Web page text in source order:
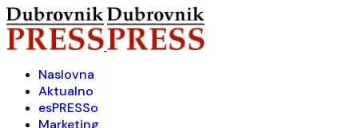
Naslovna
Aktualno
esPRESSo
Marketing